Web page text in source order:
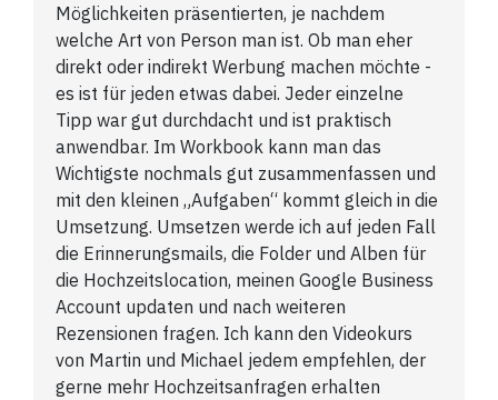
Möglichkeiten präsentierten, je nachdem
welche Art von Person man ist. Ob man eher
direkt oder indirekt Werbung machen möchte -
es ist für jeden etwas dabei. Jeder einzelne
Tipp war gut durchdacht und ist praktisch
anwendbar. Im Workbook kann man das
Wichtigste nochmals gut zusammenfassen und
mit den kleinen „Aufgaben“ kommt gleich in die
Umsetzung. Umsetzen werde ich auf jeden Fall
die Erinnerungsmails, die Folder und Alben für
die Hochzeitslocation, meinen Google Business
Account updaten und nach weiteren
Rezensionen fragen. Ich kann den Videokurs
von Martin und Michael jedem empfehlen, der
gerne mehr Hochzeitsanfragen erhalten